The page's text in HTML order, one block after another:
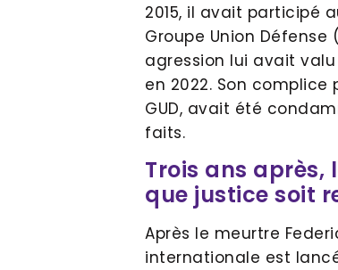
2015, il avait participé
Groupe Union
agression lui avait
en 2022. Son
GUD, avait été
faits.
Trois ans
que justice soit
Après le meurtre
internationale est